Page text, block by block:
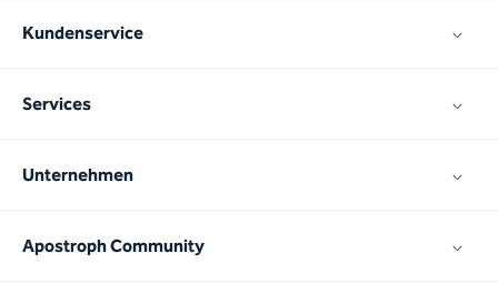
Kundenservice
Services
Unternehmen
Apostroph Community